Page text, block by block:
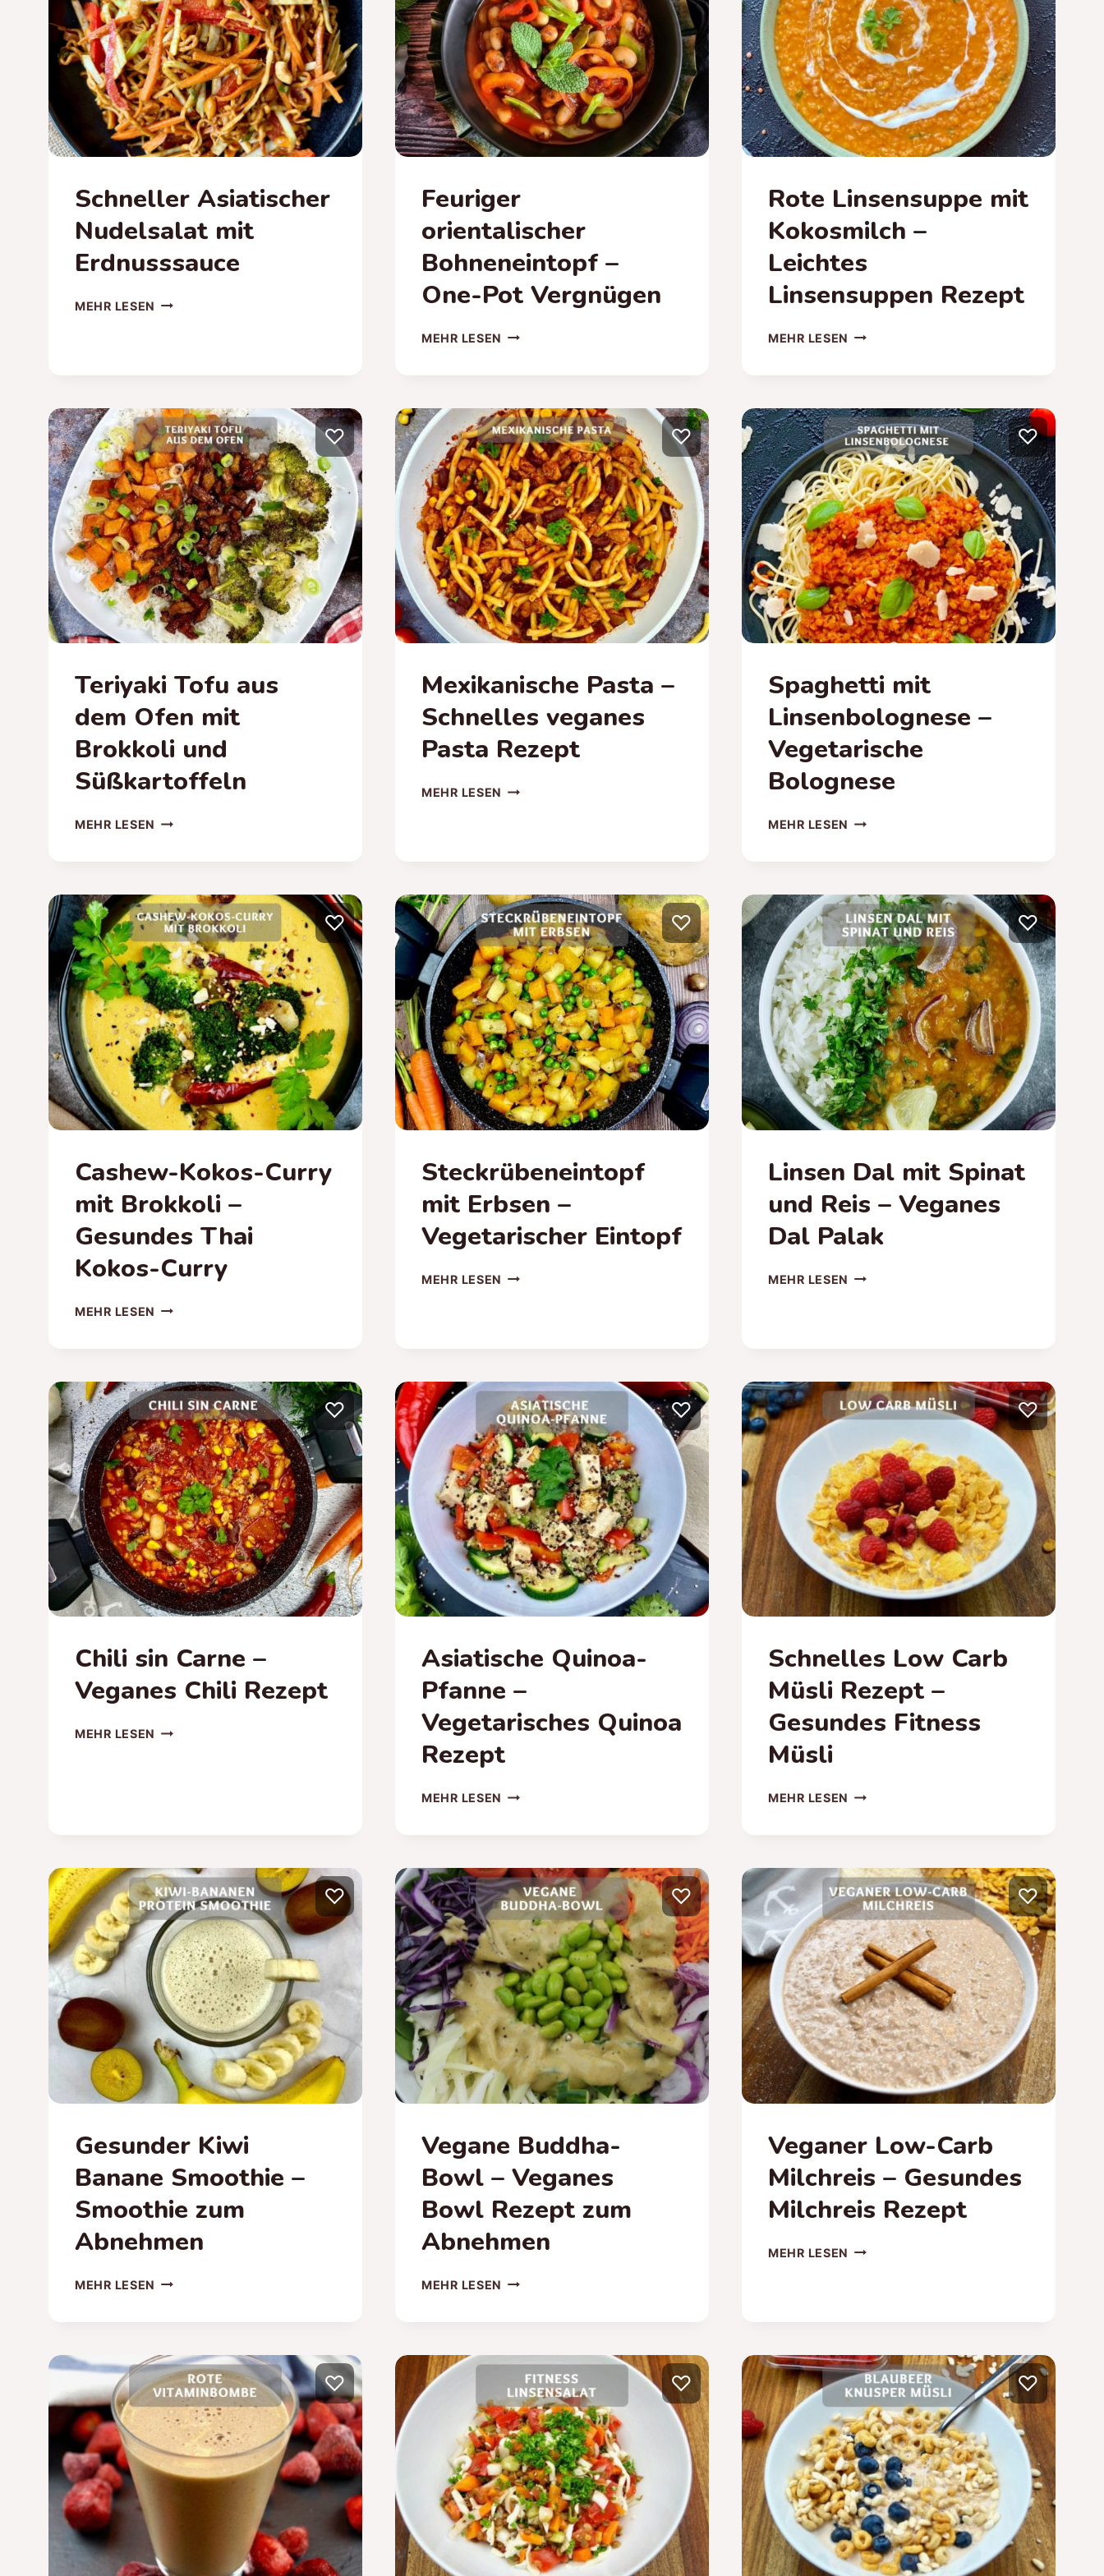
Schneller Asiatischer
Nudelsalat mit
Erdnusssauce
MEHR LESEN SCHNELLER
Feuriger
orientalischer
Bohneneintopf –
One-Pot Vergnügen
MEHR LESEN FEURIGER
ONE-
POT
VERGNÜGEN
Rote Linsensuppe mit
Kokosmilch –
Leichtes
Linsensuppen Rezept
MEHR LESEN ROTE
–
LEICHTES
LINSENSUPPEN
REZEPT
♡
Teriyaki Tofu aus
dem Ofen mit
Brokkoli und
Süßkartoffeln
MEHR LESEN TERIYAKI
OFEN
MIT
BROKKOLI
UND
SÜSSKARTOFFELN
♡
Mexikanische Pasta –
Schnelles veganes
Pasta Rezept
MEHR LESEN MEXIKANISCHE
REZEPT
♡
Spaghetti mit
Linsenbolognese –
Vegetarische
Bolognese
MEHR LESEN SPAGHETTI
VEGETARISCHE
BOLOGNESE
♡
Cashew-Kokos-Curry
mit Brokkoli –
Gesundes Thai
Kokos-Curry
MEHR LESEN CASHEW-
BROKKOLI
–
GESUNDES
THAI
KOKOS-
CURRY
♡
Steckrübeneintopf
mit Erbsen –
Vegetarischer Eintopf
MEHR LESEN STECKRÜBENEINTOPF
♡
Linsen Dal mit Spinat
und Reis – Veganes
Dal Palak
MEHR LESEN LINSEN
–
VEGANES
PALAK
♡
Chili sin Carne –
Veganes Chili Rezept
MEHR LESEN CHILI
♡
Asiatische Quinoa-
Pfanne –
Vegetarisches Quinoa
Rezept
MEHR LESEN ASIATISCHE
VEGETARISCHES
QUINOA
REZEPT
♡
Schnelles Low Carb
Müsli Rezept –
Gesundes Fitness
Müsli
MEHR LESEN SCHNELLES
REZEPT
–
GESUNDES
FITNESS
MÜSLI
♡
Gesunder Kiwi
Banane Smoothie –
Smoothie zum
Abnehmen
MEHR LESEN GESUNDER
–
SMOOTHIE
ZUM
ABNEHMEN
♡
Vegane Buddha-
Bowl – Veganes
Bowl Rezept zum
Abnehmen
MEHR LESEN VEGANE
VEGANES
BOWL
REZEPT
ZUM
ABNEHMEN
♡
Veganer Low-Carb
Milchreis – Gesundes
Milchreis Rezept
MEHR LESEN VEGANER
MILCHREIS
REZEPT
♡ ♡ ♡